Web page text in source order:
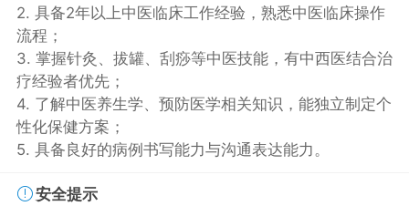
2. 具备2年以上中医临床工作经验，熟悉中医临床操作
流程；
3. 掌握针灸、拔罐、刮痧等中医技能，有中西医结合治
疗经验者优先；
4. 了解中医养生学、预防医学相关知识，能独立制定个
性化保健方案；
5. 具备良好的病例书写能力与沟通表达能力。
安全提示